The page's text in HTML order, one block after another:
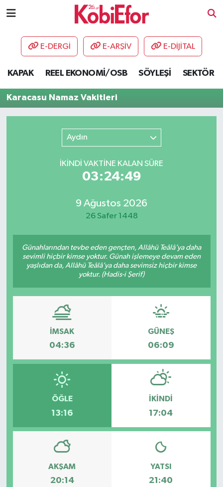
E-DERGİ E-ARŞİV E-DİJİTAL
KAPAK REEL EKONOMİ/OSB SÖYLEŞİ SEKTÖR
Karacasu Namaz Vakitleri
Aydın
İKINDI VAKTİNE KALAN SÜRE
03:24:49
9 Ağustos 2026
26 Safer 1448
Günahlarından tevbe eden gençten, Allâhü Teâlâ’ya daha
sevimli hiçbir kimse yoktur. Günah işlemeye devam eden
yaşlıdan da, Allâhü Teâlâ’ya daha sevimsiz hiçbir kimse
yoktur. (Hadis-i Şerif)
İMSAK
04:36
GÜNEŞ
06:09
ÖĞLE
13:16
İKINDI
17:04
AKŞAM
20:14
YATSI
21:40
AKADEMİ
DESTEK-TEŞVİK
HABERLER
ŞİRKET PANO
YAŞAM